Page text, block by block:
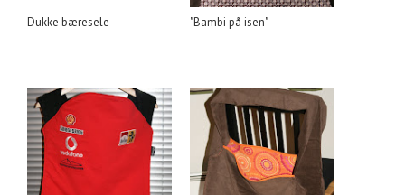
Dukke bæresele "Bambi på isen"